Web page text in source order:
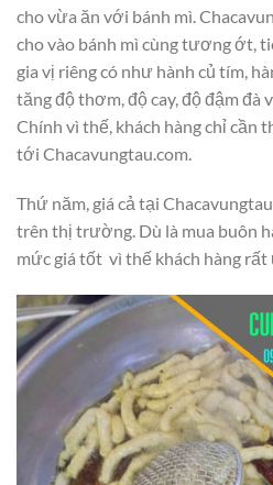
cho vừa ăn với bánh mì.
cho vào bánh mì cùng tương ớt,
gia vị riêng có như hành củ tím,
tăng độ thơm, độ cay, độ đậm đà
Chính vì thế, khách hàng chỉ cần
tới Chacavungtau.com.
Thứ năm, giá cả tại
trên thị trường. Dù là mua buôn
mức giá tốt vì thế khách hàng rất